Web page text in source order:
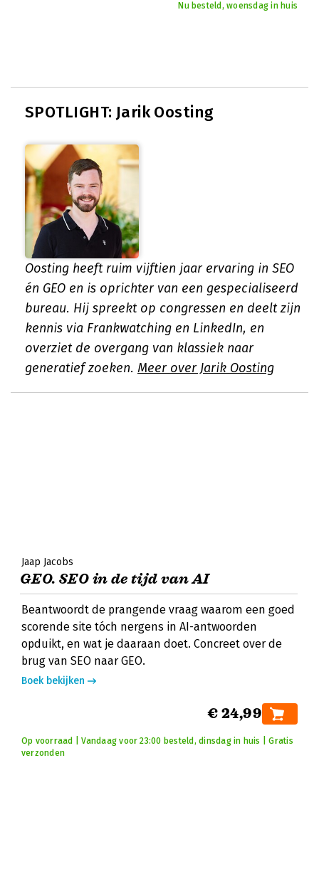
Nu besteld, woensdag in huis
SPOTLIGHT: Jarik Oosting
Oosting heeft ruim vijftien jaar ervaring in SEO
én GEO en is oprichter van een gespecialiseerd
bureau. Hij spreekt op congressen en deelt zijn
kennis via Frankwatching en LinkedIn, en
overziet de overgang van klassiek naar
generatief zoeken. Meer over Jarik Oosting
Jaap Jacobs
GEO. SEO in de tijd van AI
Beantwoordt de prangende vraag waarom een goed
scorende site tóch nergens in AI-antwoorden
opduikt, en wat je daaraan doet. Concreet over de
brug van SEO naar GEO.
Boek bekijken
€ 24,99
Op voorraad | Vandaag voor 23:00 besteld, dinsdag in huis | Gratis
verzonden